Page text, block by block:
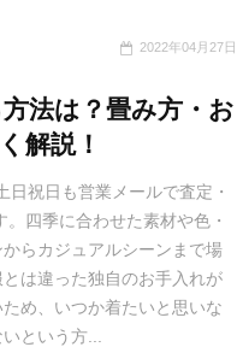
2022年04月27日
法は？畳み方・お
解説！
祝日も営業メールで査定・
四季に合わせた素材や色・
らカジュアルシーンまで場
は違った独自のお手入れが
め、いつか着たいと思いな
という方...